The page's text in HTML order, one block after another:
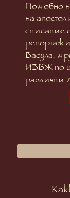
Подобно
на
списание
Васула,
ИВБЖ по
различни